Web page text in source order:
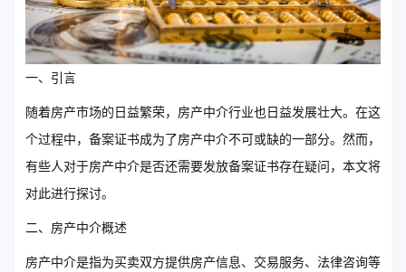
一、引言
随着房产市场的日益繁荣，房产中介行业也日益发展壮大。在这
个过程中，备案证书成为了房产中介不可或缺的一部分。然而，
有些人对于房产中介是否还需要发放备案证书存在疑问，本文将
对此进行探讨。
二、房产中介概述
房产中介是指为买卖双方提供房产信息、交易服务、法律咨询等